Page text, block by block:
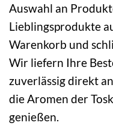
Auswahl an
Lieblingsprodukte
Warenkorb und
Wir liefern Ihre
zuverlässig direkt
die Aromen der
genießen.